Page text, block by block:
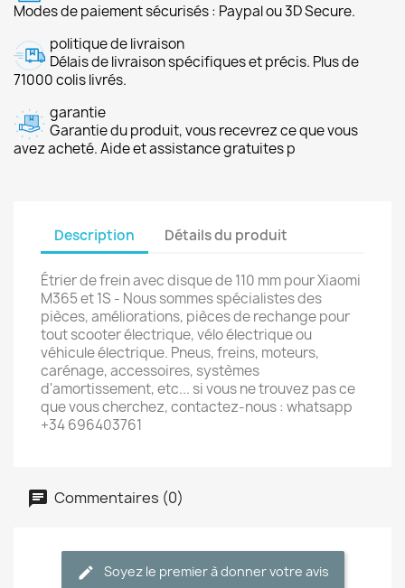
Modes de paiement sécurisés : Paypal ou 3D Secure.
politique de livraison
Délais de livraison spécifiques et précis. Plus de
71000 colis livrés.
garantie
Garantie du produit, vous recevrez ce que vous
avez acheté. Aide et assistance gratuites p
Description Détails du produit
Étrier de frein avec disque de 110 mm pour Xiaomi
M365 et 1S - Nous sommes spécialistes des
pièces, améliorations, pièces de rechange pour
tout scooter électrique, vélo électrique ou
véhicule électrique. Pneus, freins, moteurs,
carénage, accessoires, systèmes
d'amortissement, etc... si vous ne trouvez pas ce
que vous cherchez, contactez-nous : whatsapp
+34 696403761
Commentaires (0)
Soyez le premier à donner votre avis